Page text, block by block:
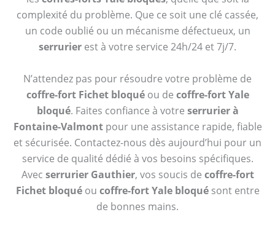
complexité du problème. Que ce soit une clé cassée,
un code oublié ou un mécanisme défectueux, un
serrurier est à votre service 24h/24 et 7j/7.
N’attendez pas pour résoudre votre problème de
coffre-fort Fichet bloquéou de coffre-fort Yale
bloqué. Faites confiance à votre serrurier à
Fontaine-Valmontpour une assistance rapide, fiable
et sécurisée. Contactez-nous dès aujourd’hui pour un
service de qualité dédié à vos besoins spécifiques.
Avec serrurier Gauthier, vos soucis de coffre-fort
Fichet bloquéou coffre-fort Yale bloquésont entre
de bonnes mains.